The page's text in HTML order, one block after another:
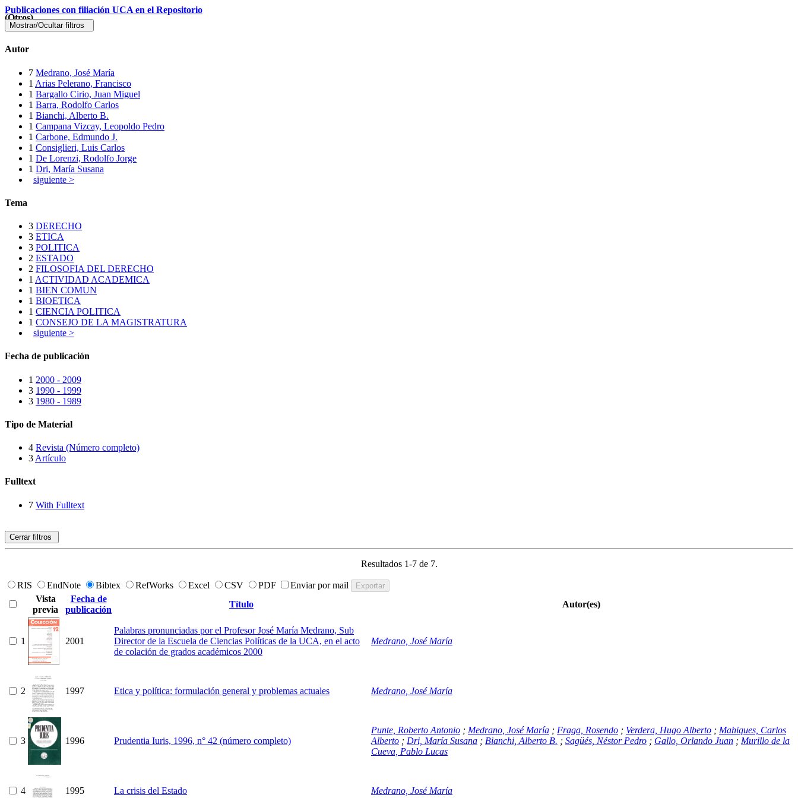
Publicaciones con filiación UCA en el Repositorio
(Otros)
Autor
7 Medrano, José María
1 Arias Pelerano, Francisco
1 Bargallo Cirio, Juan Miguel
1 Barra, Rodolfo Carlos
1 Bianchi, Alberto B.
1 Campana Vizcay, Leopoldo Pedro
1 Carbone, Edmundo J.
1 Consiglieri, Luis Carlos
1 De Lorenzi, Rodolfo Jorge
1 Dri, María Susana
siguiente >
Tema
3 DERECHO
3 ETICA
3 POLITICA
2 ESTADO
2 FILOSOFIA DEL DERECHO
1 ACTIVIDAD ACADEMICA
1 BIEN COMUN
1 BIOETICA
1 CIENCIA POLITICA
1 CONSEJO DE LA MAGISTRATURA
siguiente >
Fecha de publicación
1 2000 - 2009
3 1990 - 1999
3 1980 - 1989
Tipo de Material
4 Revista (Número completo)
3 Artículo
Fulltext
7 With Fulltext
Cerrar filtros
Resultados 1-7 de 7.
RIS EndNote Bibtex RefWorks Excel CSV PDF
Enviar por mail
Vista
previa
Fecha de
publicación
Título Autor(es)
1 2001
Palabras pronunciadas por el Profesor José María Medrano, Sub
Director de la Escuela de Ciencias Políticas de la UCA, en el acto
de colación de grados académicos 2000
Medrano, José María
2 1997 Etica y política: formulación general y problemas actuales Medrano, José María
3 1996 Prudentia Iuris, 1996, n° 42 (número completo)
Punte, Roberto Antonio ; Medrano, José María ; Fraga, Rosendo ; Verdera, Hugo Alberto ; Mahiques, Carlos
Alberto ; Dri, María Susana ; Bianchi, Alberto B. ; Sagüés, Néstor Pedro ; Gallo, Orlando Juan ; Murillo de la
Cueva, Pablo Lucas
4 1995 La crisis del Estado Medrano, José María